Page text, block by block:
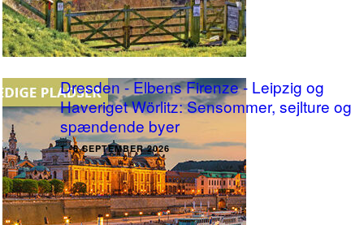
Dresden - Elbens Firenze - Leipzig og
Haveriget Wörlitz: Sensommer, sejlture og
spændende byer
1.-6.SEPTEMBER 2026